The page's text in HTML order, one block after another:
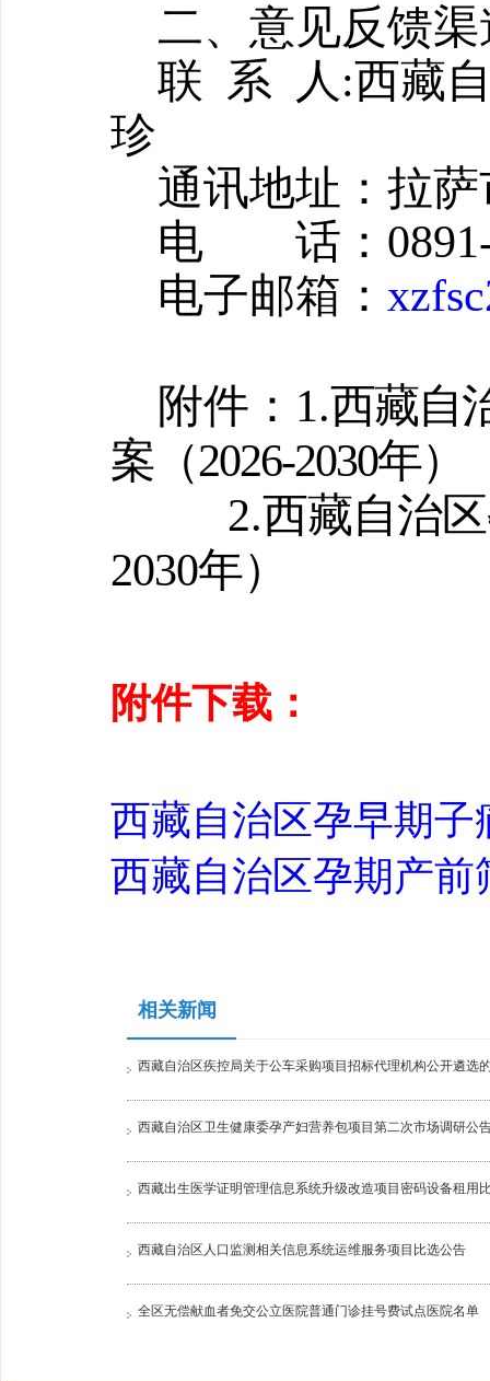
二、意见反馈渠
联 系 人 :西藏
珍
通讯地址：拉萨
电
话：
电子邮箱：
附件： 1.西藏自
案 （2026-2030年）
2.西藏自治
2030年）
附件下载：
西藏自治区孕早期子
西藏自治区孕期产前
相关新闻
西藏自治区疾控局关于公车采购项目招标代理机构公开遴选
西藏自治区卫生健康委孕产妇营养包项目第二次市场调研公
西藏出生医学证明管理信息系统升级改造项目密码设备租用
西藏自治区人口监测相关信息系统运维服务项目比选公告
全区无偿献血者免交公立医院普通门诊挂号费试点医院名单